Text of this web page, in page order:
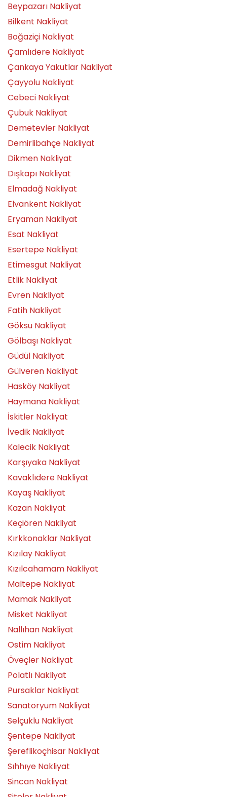
Beypazarı Nakliyat
Bilkent Nakliyat
Boğaziçi Nakliyat
Çamlıdere Nakliyat
Çankaya Yakutlar Nakliyat
Çayyolu Nakliyat
Cebeci Nakliyat
Çubuk Nakliyat
Demetevler Nakliyat
Demirlibahçe Nakliyat
Dikmen Nakliyat
Dışkapı Nakliyat
Elmadağ Nakliyat
Elvankent Nakliyat
Eryaman Nakliyat
Esat Nakliyat
Esertepe Nakliyat
Etimesgut Nakliyat
Etlik Nakliyat
Evren Nakliyat
Fatih Nakliyat
Göksu Nakliyat
Gölbaşı Nakliyat
Güdül Nakliyat
Gülveren Nakliyat
Hasköy Nakliyat
Haymana Nakliyat
İskitler Nakliyat
İvedik Nakliyat
Kalecik Nakliyat
Karşıyaka Nakliyat
Kavaklıdere Nakliyat
Kayaş Nakliyat
Kazan Nakliyat
Keçiören Nakliyat
Kırkkonaklar Nakliyat
Kızılay Nakliyat
Kızılcahamam Nakliyat
Maltepe Nakliyat
Mamak Nakliyat
Misket Nakliyat
Nallıhan Nakliyat
Ostim Nakliyat
Öveçler Nakliyat
Polatlı Nakliyat
Pursaklar Nakliyat
Sanatoryum Nakliyat
Selçuklu Nakliyat
Şentepe Nakliyat
Şereflikoçhisar Nakliyat
Sıhhıye Nakliyat
Sincan Nakliyat